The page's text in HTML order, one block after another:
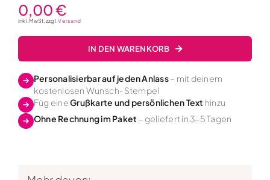
0,00€
inkl. MwSt, zzgl.Versand
IN DEN WARENKORB
Personalisierbar auf jeden Anlass– mit deinem
kostenlosen Wunsch-Stempel
Füg eineGrußkarte und persönlichen Text hinzu
Ohne Rechnung im Paket – geliefert in 3–5 Tagen